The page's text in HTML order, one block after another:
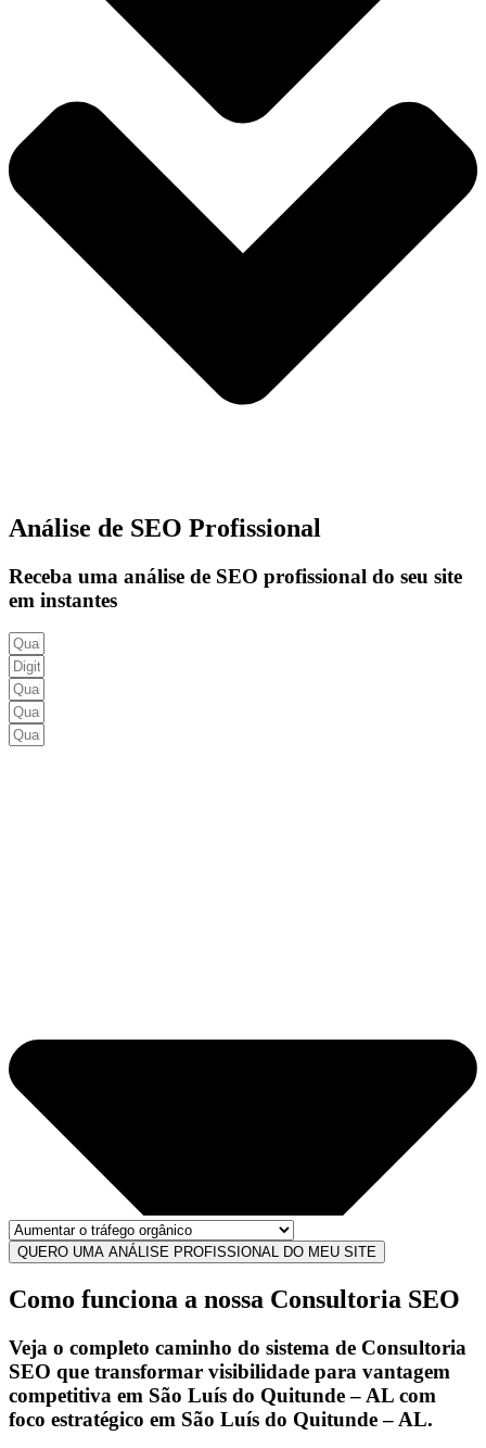
Análise de SEO Profissional
Receba uma análise de SEO profissional do seu site
em instantes
QUERO UMA ANÁLISE PROFISSIONAL DO MEU SITE
Como funciona a nossa Consultoria SEO
Veja o completo caminho do sistema de Consultoria
SEO que transformar visibilidade para vantagem
competitiva em São Luís do Quitunde – AL com
foco estratégico em São Luís do Quitunde – AL.